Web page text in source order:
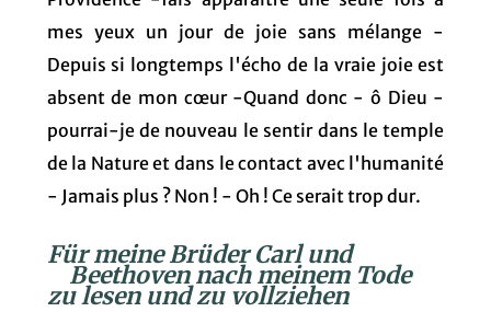
mes yeux un jour de joie sans mélange -
Depuis si longtemps l'écho de la vraie joie est
absent de mon cœur -Quand donc - ô Dieu -
pourrai-je de nouveau le sentir dans le temple
de la Nature et dans le contact avec l'humanité
- Jamais plus ? Non ! - Oh ! Ce serait trop dur.
Für meine Brüder Carl und
Beethoven nach meinem Tode
zu lesen und zu vollziehen